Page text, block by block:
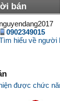
bán
nguyendang2017
0902349015
hiểu về người
được chức